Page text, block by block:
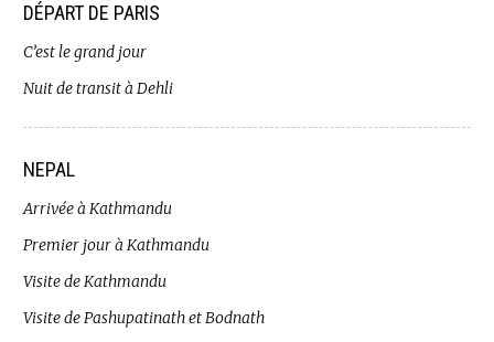
DÉPART DE PARIS
C’est le grand jour
Nuit de transit à Dehli
NEPAL
Arrivée à Kathmandu
Premier jour à Kathmandu
Visite de Kathmandu
Visite de Pashupatinath et Bodnath